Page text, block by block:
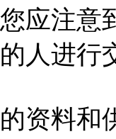
应注意
人进行
资料和